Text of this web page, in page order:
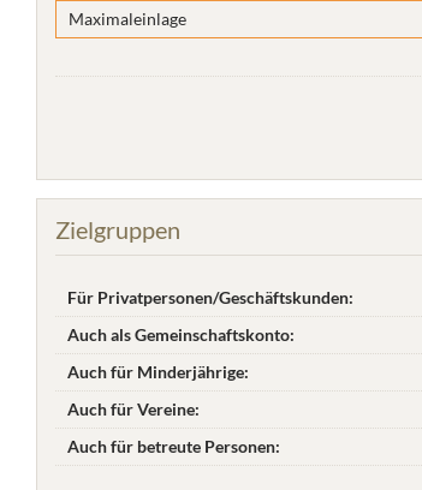
Maximaleinlage
Zielgruppen
Für Privatpersonen/Geschäftskunden:
Auch als Gemeinschaftskonto:
Auch für Minderjährige:
Auch für Vereine:
Auch für betreute Personen: